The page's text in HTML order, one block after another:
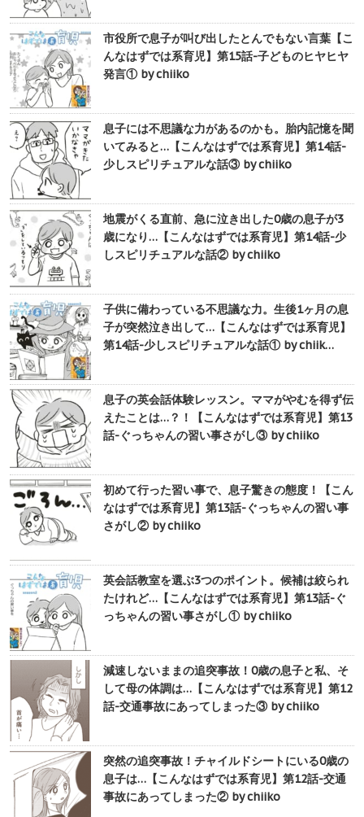
市役所で息子が叫び出したとんでもない言葉【こ
んなはずでは系育児】第15話-子どものヒヤヒヤ
発言① by chiiko
息子には不思議な力があるのかも。胎内記憶を聞
いてみると…【こんなはずでは系育児】第14話-
少しスピリチュアルな話③ by chiiko
地震がくる直前、急に泣き出した0歳の息子が3
歳になり…【こんなはずでは系育児】第14話-少
しスピリチュアルな話② by chiiko
子供に備わっている不思議な力。生後1ヶ月の息
子が突然泣き出して…【こんなはずでは系育児】
第14話-少しスピリチュアルな話① by chiik…
息子の英会話体験レッスン。ママがやむを得ず伝
えたことは…？！【こんなはずでは系育児】第13
話-ぐっちゃんの習い事さがし③ by chiiko
初めて行った習い事で、息子驚きの態度！【こん
なはずでは系育児】第13話-ぐっちゃんの習い事
さがし② by chiiko
英会話教室を選ぶ3つのポイント。候補は絞られ
たけれど…【こんなはずでは系育児】第13話-ぐ
っちゃんの習い事さがし① by chiiko
減速しないままの追突事故！0歳の息子と私、そ
して母の体調は…【こんなはずでは系育児】第12
話-交通事故にあってしまった③ by chiiko
突然の追突事故！チャイルドシートにいる0歳の
息子は…【こんなはずでは系育児】第12話-交通
事故にあってしまった② by chiiko